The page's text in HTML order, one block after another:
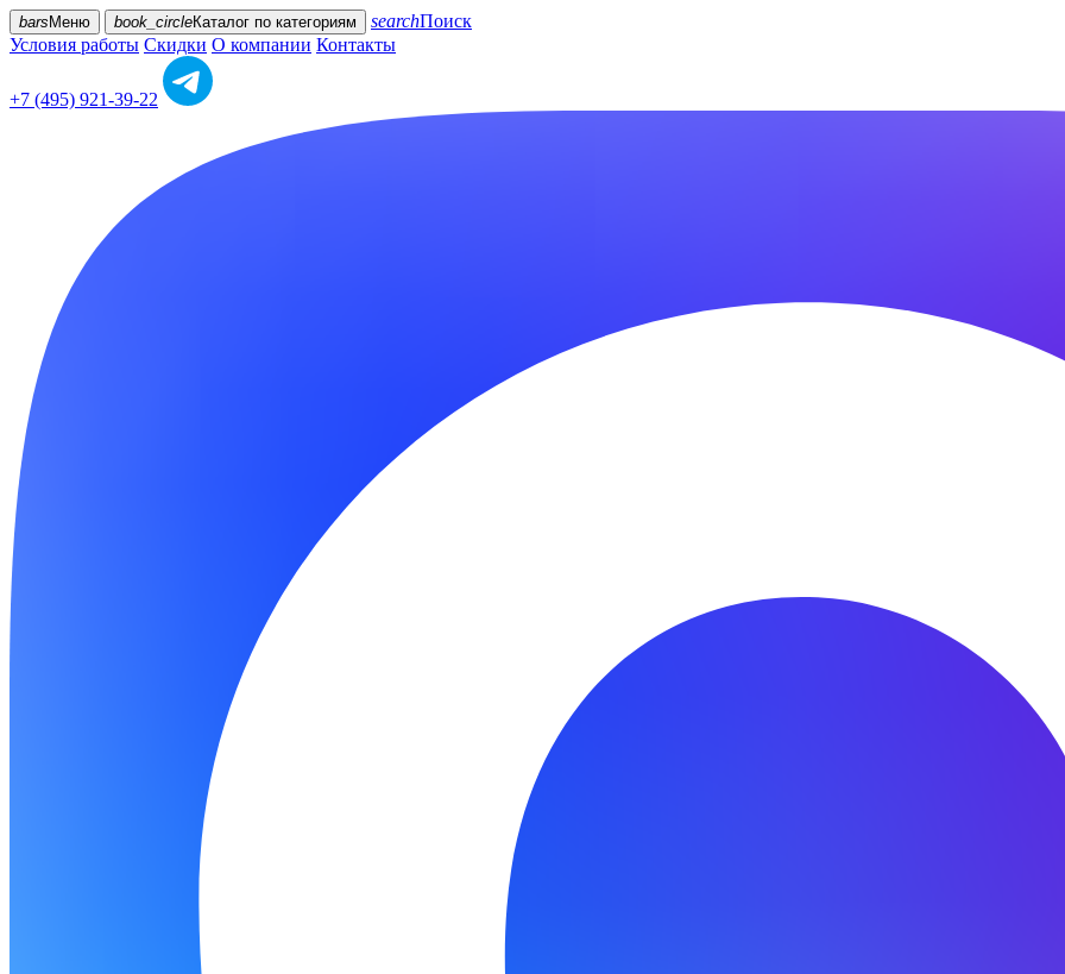
bars Меню book_circleКаталог по категориям searchПоиск
Условия работы Скидки О компании Контакты
+7 (495) 921-39-22